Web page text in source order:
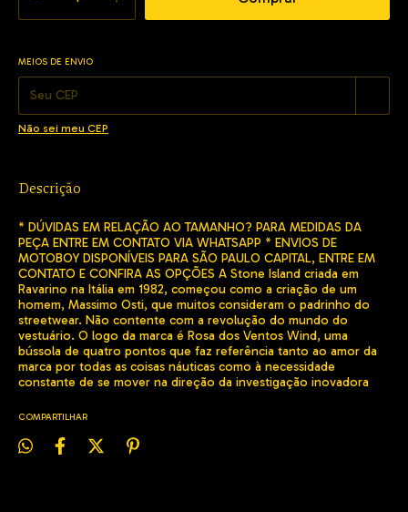
Entregas para o CEP:
MEIOS DE ENVIO
Não sei meu CEP
Descrição
* DÚVIDAS EM RELAÇÃO AO TAMANHO? PARA MEDIDAS DA
PEÇA ENTRE EM CONTATO VIA WHATSAPP * ENVIOS DE
MOTOBOY DISPONÍVEIS PARA SÃO PAULO CAPITAL, ENTRE EM
CONTATO E CONFIRA AS OPÇÕES A Stone Island criada em
Ravarino na Itália em 1982, começou como a criação de um
homem, Massimo Osti, que muitos consideram o padrinho do
streetwear. Não contente com a revolução do mundo do
vestuário. O logo da marca é Rosa dos Ventos Wind, uma
bússola de quatro pontos que faz referência tanto ao amor da
marca por todas as coisas náuticas como à necessidade
constante de se mover na direção da investigação inovadora
COMPARTILHAR